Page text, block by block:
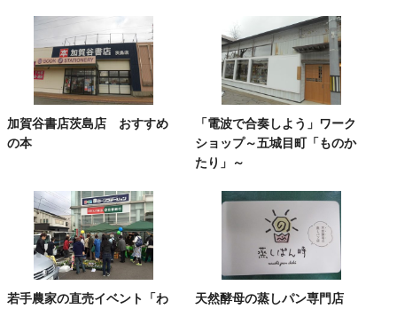
加賀谷書店茨島店 おすすめ
の本
「電波で合奏しよう」ワーク
ショップ～五城目町「ものか
たり」～
若手農家の直売イベント「わ
天然酵母の蒸しパン専門店